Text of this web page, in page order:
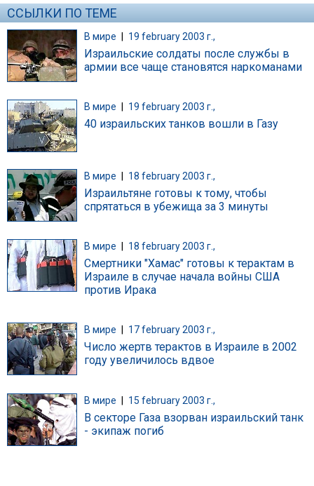
ССЫЛКИ ПО ТЕМЕ
В мире | 19 february 2003 г.,
Израильские солдаты после службы в
армии все чаще становятся наркоманами
В мире 19 february 2003 г.,
40 израильских танков вошли в Газу
В мире 18 february 2003 г.,
Израильтяне готовы к тому, чтобы
спрятаться в убежища за 3 минуты
В мире 18 february 2003 г.,
Смертники "Хамас" готовы к терактам в
Израиле в случае начала войны США
против Ирака
В мире 17 february 2003 г.,
Число жертв терактов в Израиле в 2002
году увеличилось вдвое
В мире | 15 february 2003 г.,
В секторе Газа взорван израильский танк
- экипаж погиб